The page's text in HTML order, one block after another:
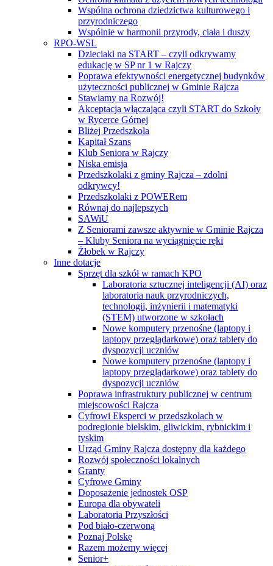
Wspólna ochrona dziedzictwa kulturowego i
przyrodniczego
Wspólnie w harmonii przyrody, ciała i duszy
RPO-WSL
Dzieciaki na START – czyli odkrywamy
edukację w SP nr 1 w Rajczy
Poprawa efektywności energetycznej budynków
użyteczności publicznej w Gminie Rajcza
Stawiamy na Rozwój!
Akceptacja włączająca czyli START do Szkoły
w Rycerce Górnej
Bliżej Przedszkola
Kapitał Szans
Klub Seniora w Rajczy
Niska emisja
Przedszkolaki z gminy Rajcza – zdolni
odkrywcy!
Przedszkolaki z POWERem
Równaj do najlepszych
SAWiU
Z Seniorami zawsze aktywnie w Gminie Rajcza
– Kluby Seniora na wyciągnięcie ręki
Żłobek w Rajczy
Inne dotacje
Sprzęt dla szkół w ramach KPO
Laboratoria sztucznej inteligencji (AI) oraz
laboratoria nauk przyrodniczych,
technologii, inżynierii i matematyki
(STEM) utworzone w szkołach
Nowe komputery przenośne (laptopy i
laptopy przeglądarkowe) oraz tablety do
dyspozycji uczniów
Nowe komputery przenośne (laptopy i
laptopy przeglądarkowe) oraz tablety do
dyspozycji uczniów
Poprawa infrastruktury publicznej w centrum
miejscowości Rajcza
Cyfrowi Eksperci w przedszkolach w
podregionie bielskim, gliwickim, rybnickim i
tyskim
Urząd Gminy Rajcza dostępny dla każdego
Rozwój społeczności lokalnych
Granty
Cyfrowe Gminy
Doposażenie jednostek OSP
Europa dla obywateli
Laboratoria Przyszłości
Pod biało-czerwoną
Poznaj Polskę
Razem możemy więcej
Senior+